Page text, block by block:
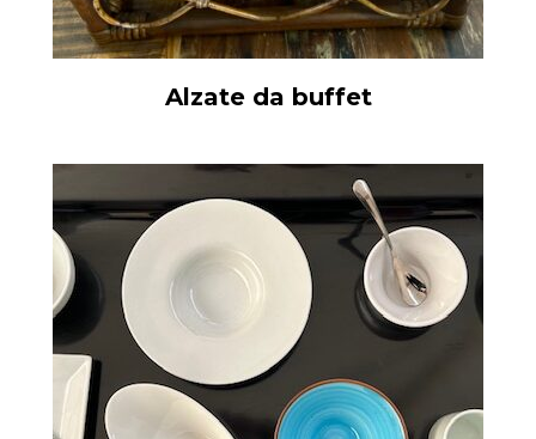
Alzate da buffet